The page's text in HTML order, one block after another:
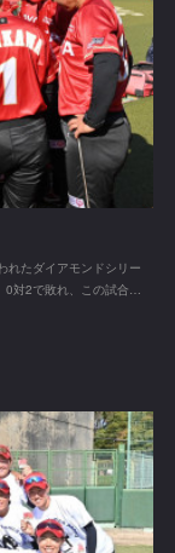
れたダイアモンドシリー
0対2で敗れ、この試合…